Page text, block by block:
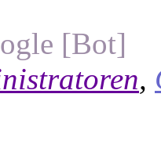
[Bot]
,